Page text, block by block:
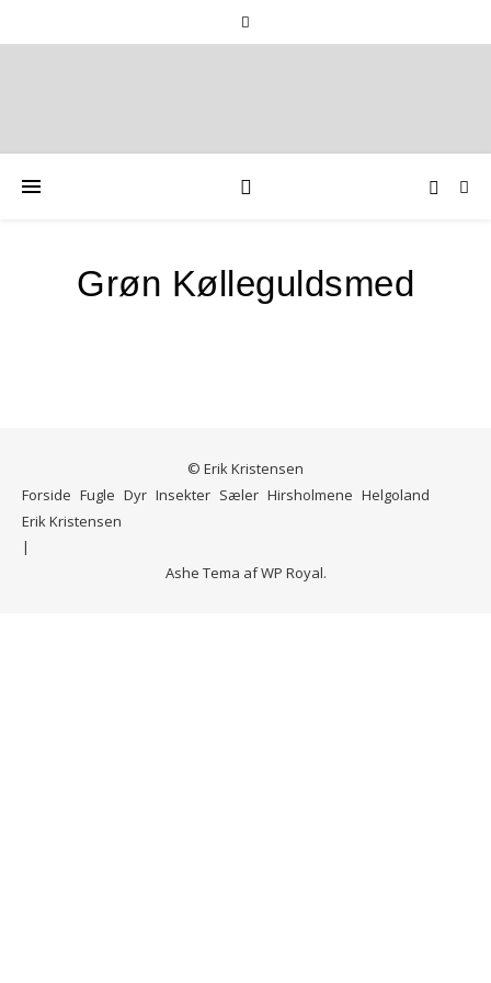
Grøn Kølleguldsmed
© Erik Kristensen
Forside Fugle Dyr Insekter Sæler Hirsholmene Helgoland
Erik Kristensen
Ashe Tema afWP Royal.